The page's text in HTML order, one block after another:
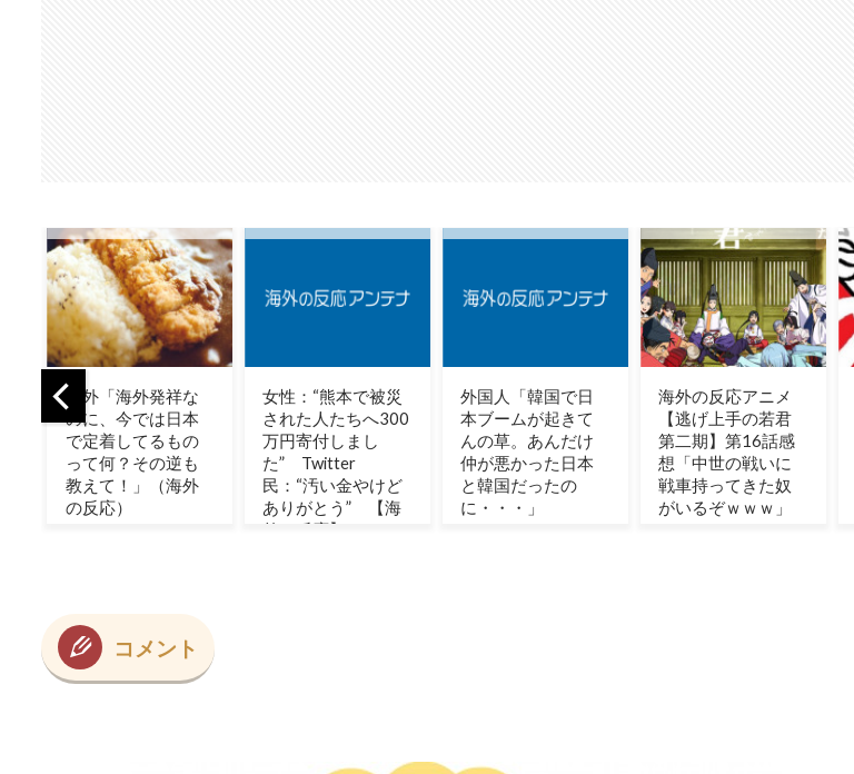
外国人「韓国で日
本ブームが起きて
んの草。あんだけ
仲が悪かった日本
と韓国だったの
に・・・」
海外の反応アニメ
【逃げ上手の若君
第二期】第16話感
想「中世の戦いに
戦車持ってきた奴
がいるぞｗｗｗ」
海外「目立つだ
ろ！」日本で捕ま
った強盗の異様な
格好に海外びっく
り仰天！（海外の
反応）
女性：“熊本で被災
された人たちへ300
万円寄付しまし
た” Twitter
民：“汚い金やけど
ありがとう” 【海
コメント